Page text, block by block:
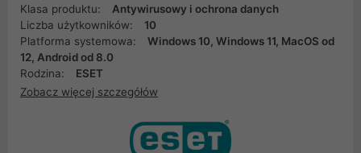
Klasa produktu:
Antywirusowy i ochrona danych
Liczba użytkowników:
10
Platforma systemowa:
Windows 10, Windows 11, MacOS od
12, Android od 8.0
Rodzina:
ESET
Zobacz więcej szczegółów